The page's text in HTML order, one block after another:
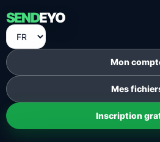
SENDEYO
Mon
Mes
Inscription